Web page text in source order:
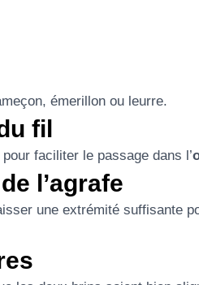
émerillon ou leurre.
fil
faciliter le passage dans l’
l’agrafe
une extrémité suffisante